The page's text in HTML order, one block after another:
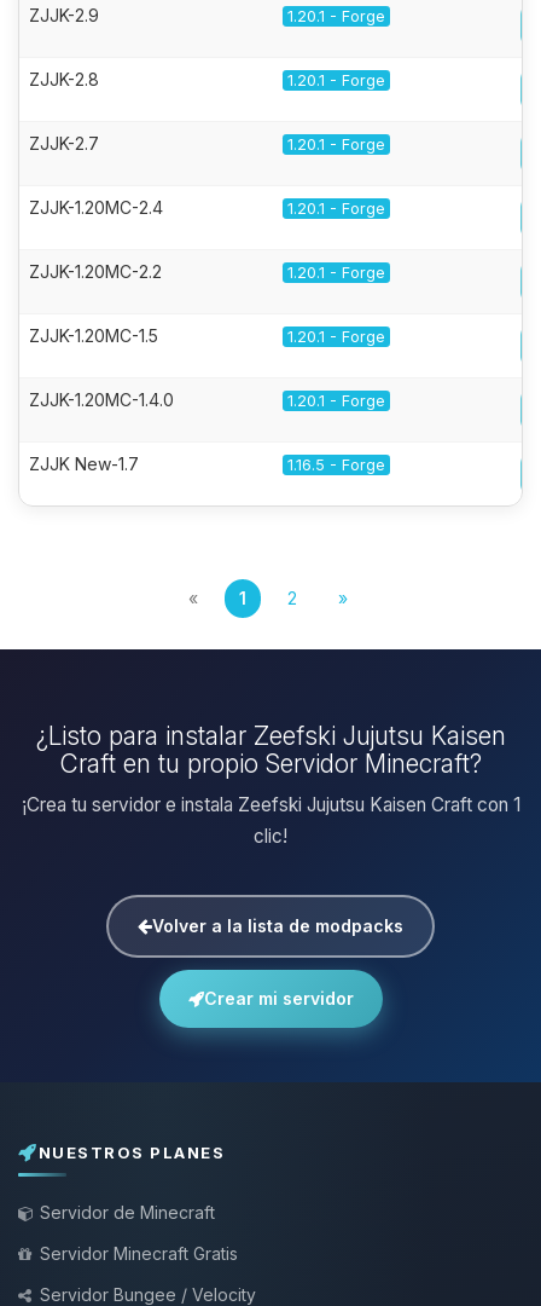
ZJJK-2.9 1.20.1 - Forge
ZJJK-2.8 1.20.1 - Forge
ZJJK-2.7 1.20.1 - Forge
ZJJK-1.20MC-2.4 1.20.1 - Forge
ZJJK-1.20MC-2.2 1.20.1 - Forge
ZJJK-1.20MC-1.5 1.20.1 - Forge
ZJJK-1.20MC-1.4.0 1.20.1 - Forge
ZJJK New-1.7 1.16.5 - Forge
« 1 2 »
¿Listo para instalar Zeefski Jujutsu Kaisen
Craft en tu propio Servidor Minecraft?
¡Crea tu servidor e instala Zeefski Jujutsu Kaisen Craft con 1
clic!
Volver a la lista de modpacks
Crear mi servidor
NUESTROS PLANES
Servidor de Minecraft
Servidor Minecraft Gratis
Servidor Bungee / Velocity